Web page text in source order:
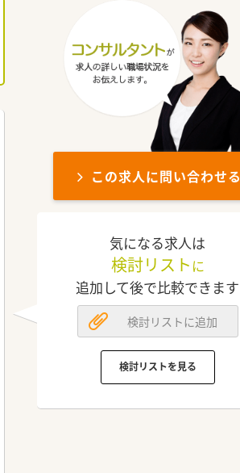
この求人に問い合わせる
気になる求人は
検討リスト に
追加して後で比較できます
検討リストに追加
検討リストを見る